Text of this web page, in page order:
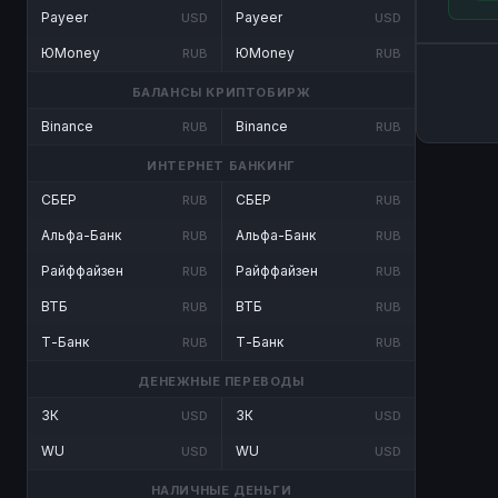
Payeer USD
ЮMoney RUB
Payeer USD
ЮMoney RUB
БАЛАНСЫ КРИПТОБИРЖ
Binance RUB Binance RUB
ИНТЕРНЕТ БАНКИНГ
СБЕР RUB
Альфа-Банк RUB
Райффайзен RUB
ВТБ RUB
Т-Банк RUB
СБЕР RUB
Альфа-Банк RUB
Райффайзен RUB
ВТБ RUB
Т-Банк RUB
ДЕНЕЖНЫЕ ПЕРЕВОДЫ
ЗК USD
WU USD
ЗК USD
WU USD
НАЛИЧНЫЕ ДЕНЬГИ